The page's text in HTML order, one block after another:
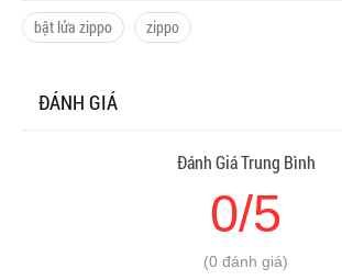
bật lửa zippo zippo
ĐÁNH GIÁ
Đánh Giá Trung Bình
0/5
(0 đánh giá)